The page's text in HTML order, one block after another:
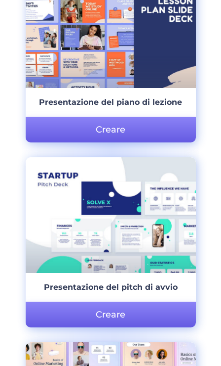
Presentazione del piano di lezione
Creare
Presentazione del pitch di avvio
Creare